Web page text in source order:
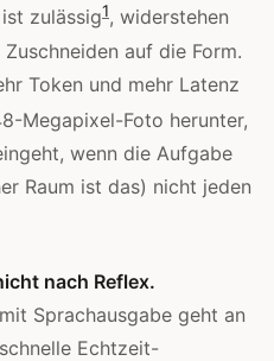
zulässig1, widerstehen
auf die Form.
Token und mehr Latenz
Megapixel-Foto herunter,
wenn die Aufgabe
Raum ist das) nicht jeden
nach Reflex.
Sprachausgabe geht an
Echtzeit-